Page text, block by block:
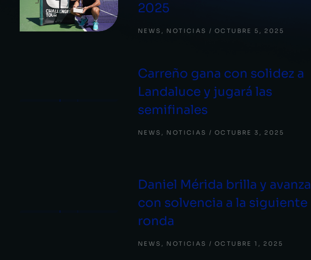
2025
NEWS , NOTICIAS OCTUBRE 5, 2025
Carreño gana con solidez a
Landaluce y jugará las
semifinales
NEWS , NOTICIAS OCTUBRE 3, 2025
Daniel Mérida brilla y avanza
con solvencia a la siguiente
ronda
NEWS , NOTICIAS OCTUBRE 1, 2025